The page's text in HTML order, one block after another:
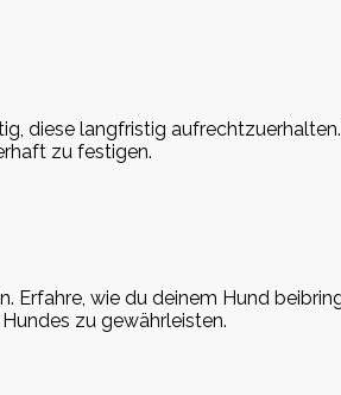
diese langfristig
zu festigen.
wie du deinem Hund
zu gewährleisten.